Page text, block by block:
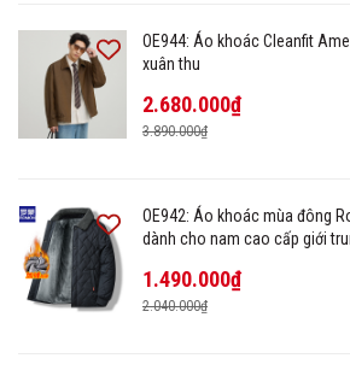
OE944: Áo khoác Cleanfit
xuân thu
2.680.000₫
3.890.000₫
OE942: Áo khoác mùa đông
dành cho nam cao cấp giới
1.490.000₫
2.040.000₫